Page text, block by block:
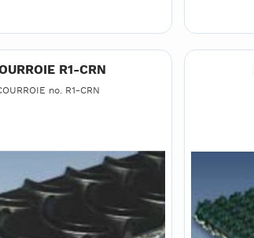
R1-CRN
no. R1-CRN